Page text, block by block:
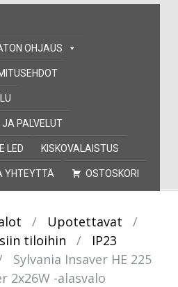
OHJAUS
PALVELUT
LED KISKOVALAISTUS
YHTEYTTÄ OSTOSKORI
/ Upotettavat
/
tiloihin
/
IP23
Sylvania Insaver HE 225
2x26W -alasvalo